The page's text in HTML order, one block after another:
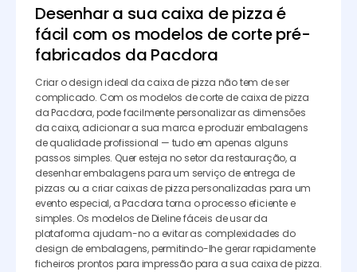
Desenhar a sua caixa de pizza é
fácil com os modelos de corte pré-
fabricados da Pacdora
Criar o design ideal da caixa de pizza não tem de ser
complicado. Com os modelos de corte de caixa de pizza
da Pacdora, pode facilmente personalizar as dimensões
da caixa, adicionar a sua marca e produzir embalagens
de qualidade profissional — tudo em apenas alguns
passos simples. Quer esteja no setor da restauração, a
desenhar embalagens para um serviço de entrega de
pizzas ou a criar caixas de pizza personalizadas para um
evento especial, a Pacdora torna o processo eficiente e
simples. Os modelos de Dieline fáceis de usar da
plataforma ajudam-no a evitar as complexidades do
design de embalagens, permitindo-lhe gerar rapidamente
ficheiros prontos para impressão para a sua caixa de pizza.